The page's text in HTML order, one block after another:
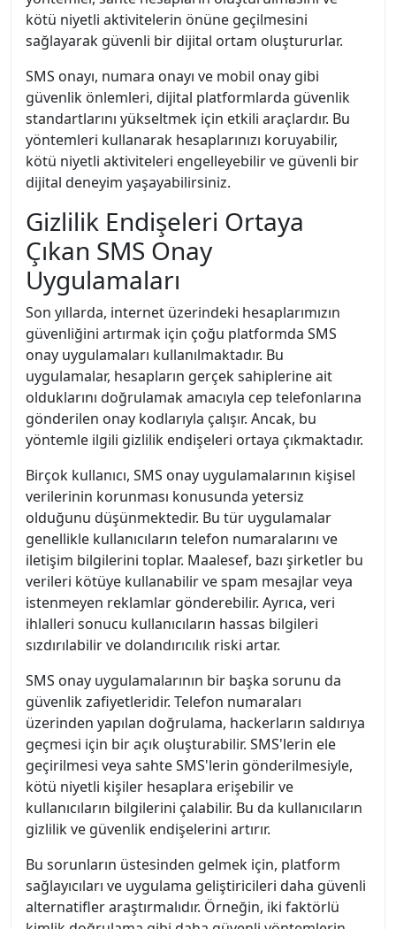
kötü niyetli aktivitelerin önüne geçilmesini
sağlayarak güvenli bir dijital ortam oluştururlar.
SMS onayı, numara onayı ve mobil onay gibi
güvenlik önlemleri, dijital platformlarda güvenlik
standartlarını yükseltmek için etkili araçlardır. Bu
yöntemleri kullanarak hesaplarınızı koruyabilir,
kötü niyetli aktiviteleri engelleyebilir ve güvenli bir
dijital deneyim yaşayabilirsiniz.
Gizlilik Endişeleri Ortaya
Çıkan SMS Onay
Uygulamaları
Son yıllarda, internet üzerindeki hesaplarımızın
güvenliğini artırmak için çoğu platformda SMS
onay uygulamaları kullanılmaktadır. Bu
uygulamalar, hesapların gerçek sahiplerine ait
olduklarını doğrulamak amacıyla cep telefonlarına
gönderilen onay kodlarıyla çalışır. Ancak, bu
yöntemle ilgili gizlilik endişeleri ortaya çıkmaktadır.
Birçok kullanıcı, SMS onay uygulamalarının kişisel
verilerinin korunması konusunda yetersiz
olduğunu düşünmektedir. Bu tür uygulamalar
genellikle kullanıcıların telefon numaralarını ve
iletişim bilgilerini toplar. Maalesef, bazı şirketler bu
verileri kötüye kullanabilir ve spam mesajlar veya
istenmeyen reklamlar gönderebilir. Ayrıca, veri
ihlalleri sonucu kullanıcıların hassas bilgileri
sızdırılabilir ve dolandırıcılık riski artar.
SMS onay uygulamalarının bir başka sorunu da
güvenlik zafiyetleridir. Telefon numaraları
üzerinden yapılan doğrulama, hackerların saldırıya
geçmesi için bir açık oluşturabilir. SMS'lerin ele
geçirilmesi veya sahte SMS'lerin gönderilmesiyle,
kötü niyetli kişiler hesaplara erişebilir ve
kullanıcıların bilgilerini çalabilir. Bu da kullanıcıların
gizlilik ve güvenlik endişelerini artırır.
Bu sorunların üstesinden gelmek için, platform
sağlayıcıları ve uygulama geliştiricileri daha güvenli
alternatifler araştırmalıdır. Örneğin, iki faktörlü